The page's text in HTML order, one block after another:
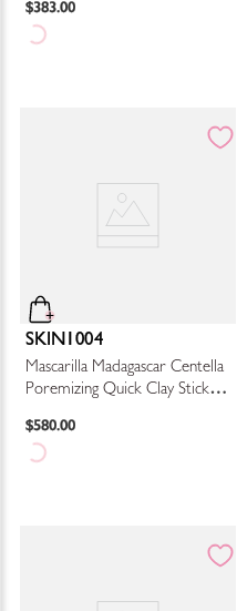
$383.00
SKIN1004
Mascarilla Madagascar Centella
Poremizing Quick Clay Stick
$580.00